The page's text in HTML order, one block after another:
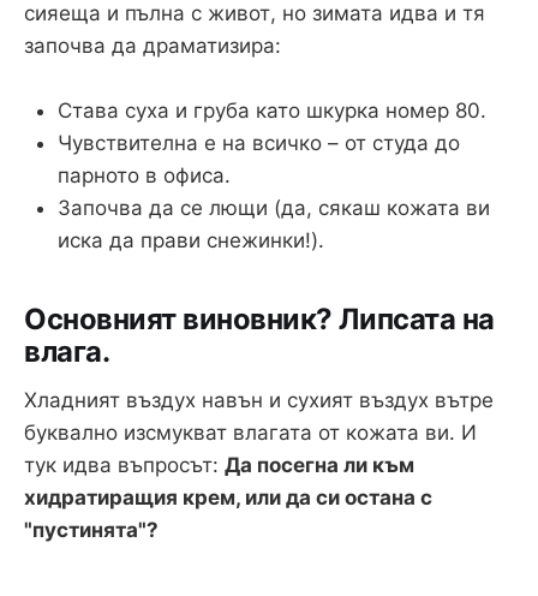
сияеща и пълна с живот, но зимата идва и тя
започва да драматизира:
Става суха и груба като шкурка номер 80.
Чувствителна е на всичко – от студа до
парното в офиса.
Започва да се лющи (да, сякаш кожата ви
иска да прави снежинки!).
Основният виновник? Липсата на
влага.
Хладният въздух навън и сухият въздух вътре
буквално изсмукват влагата от кожата ви. И
тук идва въпросът: Да посегна ли към
хидратиращия крем, или да си остана с
"пустинята"?